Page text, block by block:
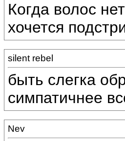
Когда волос
хочется
silent rebel
быть слегка
симпатичнее
Nev